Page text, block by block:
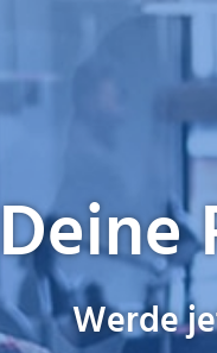
Deine
Werde